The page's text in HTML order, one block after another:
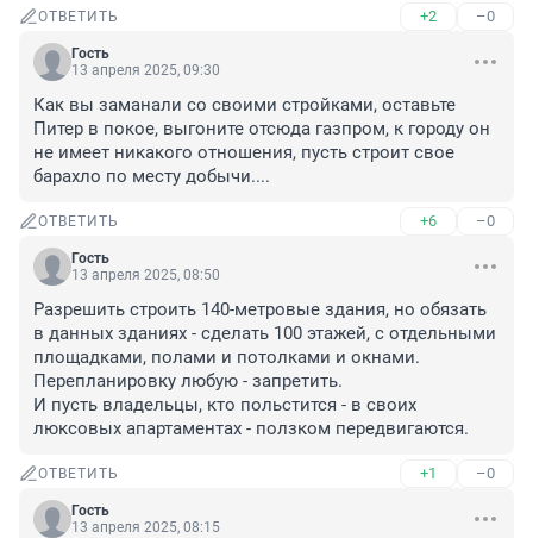
ОТВЕТИТЬ +2 –0
Гость
13 апреля 2025, 09:30
Как вы заманали со своими стройками, оставьте
Питер в покое, выгоните отсюда газпром, к городу он
не имеет никакого отношения, пусть строит свое
барахло по месту добычи....
ОТВЕТИТЬ +6 –0
Гость
13 апреля 2025, 08:50
Разрешить строить 140-метровые здания, но обязать
в данных зданиях - сделать 100 этажей, с отдельными
площадками, полами и потолками и окнами.
Перепланировку любую - запретить.
И пусть владельцы, кто польстится - в своих
люксовых апартаментах - ползком передвигаются.
ОТВЕТИТЬ +1 –0
Гость
13 апреля 2025, 08:15